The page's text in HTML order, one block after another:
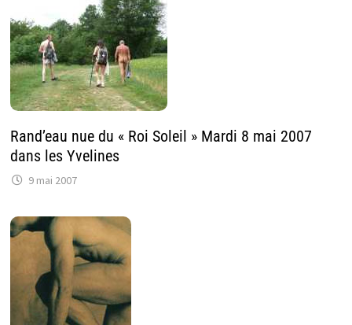
Rand’eau nue du « Roi Soleil » Mardi 8 mai 2007
dans les Yvelines
9 mai 2007